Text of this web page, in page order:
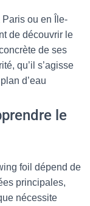
ou en Île-
de découvrir le
de ses
qu’il s’agisse
d’eau
le
foil dépend de
principales,
nécessite